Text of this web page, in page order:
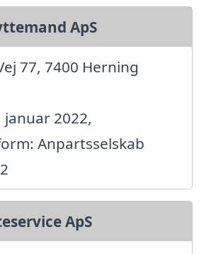
ApS
77, 7400 Herning
2022,
Anpartsselskab
ApS